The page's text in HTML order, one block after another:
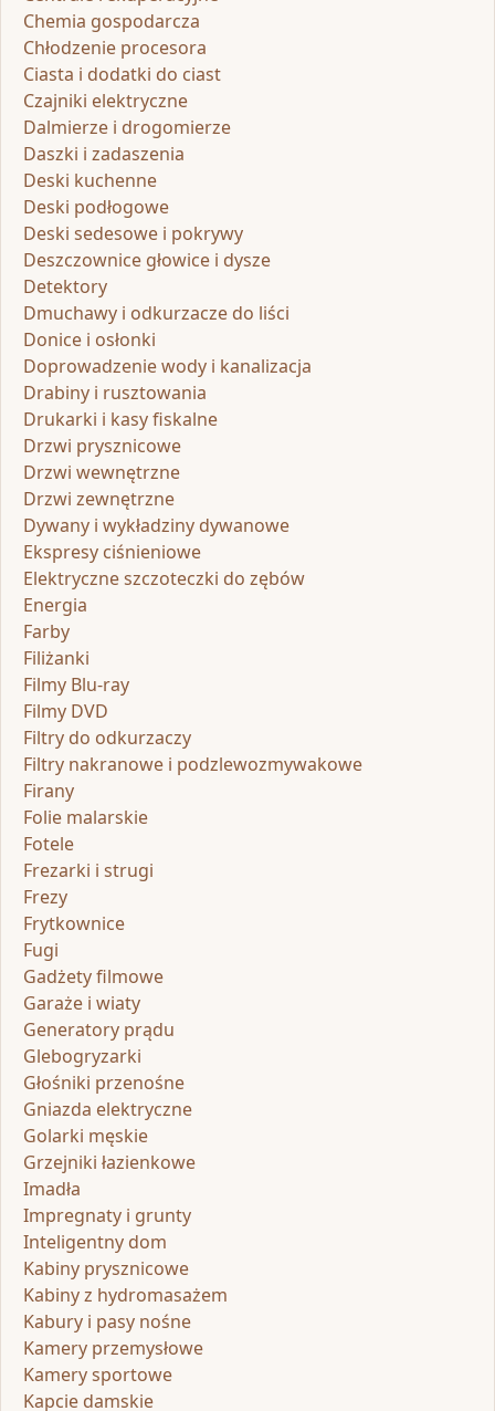
Chemia gospodarcza
Chłodzenie procesora
Ciasta i dodatki do ciast
Czajniki elektryczne
Dalmierze i drogomierze
Daszki i zadaszenia
Deski kuchenne
Deski podłogowe
Deski sedesowe i pokrywy
Deszczownice głowice i dysze
Detektory
Dmuchawy i odkurzacze do liści
Donice i osłonki
Doprowadzenie wody i kanalizacja
Drabiny i rusztowania
Drukarki i kasy fiskalne
Drzwi prysznicowe
Drzwi wewnętrzne
Drzwi zewnętrzne
Dywany i wykładziny dywanowe
Ekspresy ciśnieniowe
Elektryczne szczoteczki do zębów
Energia
Farby
Filiżanki
Filmy Blu-ray
Filmy DVD
Filtry do odkurzaczy
Filtry nakranowe i podzlewozmywakowe
Firany
Folie malarskie
Fotele
Frezarki i strugi
Frezy
Frytkownice
Fugi
Gadżety filmowe
Garaże i wiaty
Generatory prądu
Glebogryzarki
Głośniki przenośne
Gniazda elektryczne
Golarki męskie
Grzejniki łazienkowe
Imadła
Impregnaty i grunty
Inteligentny dom
Kabiny prysznicowe
Kabiny z hydromasażem
Kabury i pasy nośne
Kamery przemysłowe
Kamery sportowe
Kapcie damskie